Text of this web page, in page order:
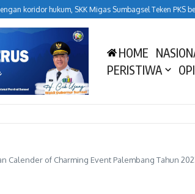
hukum, SKK Migas Sumbagsel Teken PKS bersama
HOME
PERISTIWA
Calender of Charming Event Palembang Tahun